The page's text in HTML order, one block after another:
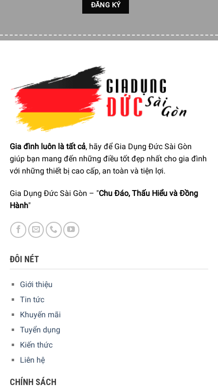
Gia đình luôn là tất cả, hãy để Gia Dụng Đức Sài Gòn
giúp bạn mang đến những điều tốt đẹp nhất cho gia đình
với những thiết bị cao cấp, an toàn và tiện lợi.
Gia Dụng Đức Sài Gòn – "Chu Đáo, Thấu Hiểu và Đồng
Hành"
ĐÔI NÉT
Giới thiệu
Tin tức
Khuyến mãi
Tuyển dụng
Kiến thức
Liên hệ
CHÍNH SÁCH